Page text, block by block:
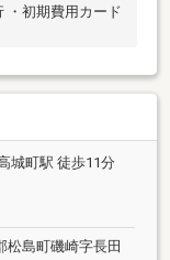
・初期費用カード
城町駅 徒歩11分
松島町磯崎字長田